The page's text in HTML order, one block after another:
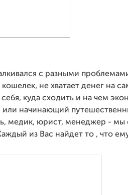
с разными
не хватает денег на
себя, куда сходить и на чем
или начинающий
медик, юрист, менеджер - мы
из Вас найдет то , что